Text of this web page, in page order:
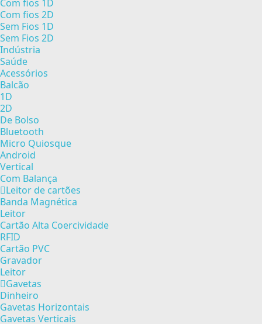
Com fios 1D
Com fios 2D
Sem Fios 1D
Sem Fios 2D
Indústria
Saúde
Acessórios
Balcão
1D
2D
De Bolso
Bluetooth
Micro Quiosque
Android
Vertical
Com Balança
Leitor de cartões
Banda Magnética
Leitor
Cartão Alta Coercividade
RFID
Cartão PVC
Gravador
Leitor
Gavetas
Dinheiro
Gavetas Horizontais
Gavetas Verticais